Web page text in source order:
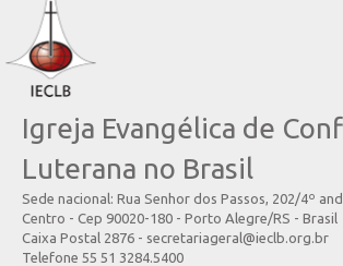
Igreja Evangélica de
Luterana no Brasil
Sede nacional: Rua Senhor dos Passos, 202/4º
Centro - Cep 90020-180 - Porto Alegre/RS - Brasil
Caixa Postal 2876 - secretariageral@ieclb.org.br
Telefone 55 51 3284.5400